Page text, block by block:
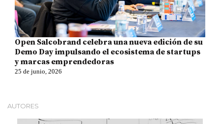
Open Salcobrand celebra una nueva edición de su
Demo Day impulsando el ecosistema de startups
y marcas emprendedoras
25 de junio, 2026
AUTORES